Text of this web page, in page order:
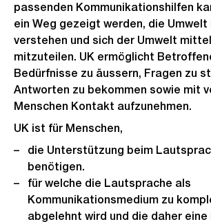
passenden Kommunikationshilfen
ein Weg gezeigt werden, die Umwelt
verstehen und sich der Umwelt
mitzuteilen. UK ermöglicht
Bedürfnisse zu äussern, Fragen zu
Antworten zu bekommen sowie mit
Menschen Kontakt aufzunehmen.
UK ist für Menschen,
die Unterstützung beim
benötigen.
für welche die Lautsprache als
Kommunikationsmedium zu
abgelehnt wird und die daher